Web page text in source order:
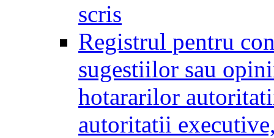
scris
Registrul pentru
sugestiilor sau
hotararilor
autoritatii